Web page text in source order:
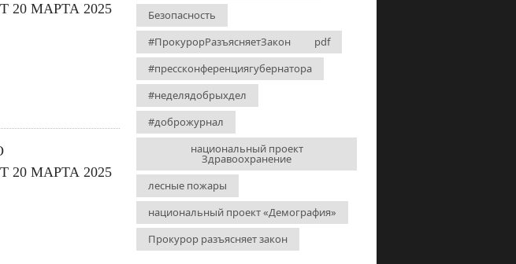
МАРТА 2025
МАРТА 2025
Безопасность
#ПрокурорРазъясняетЗакон
pdf
#прессконференциягубернатора
#неделядобрыхдел
#доброжурнал
национальный проект
Здравоохранение
лесные пожары
национальный проект «Демография»
Прокурор разъясняет закон